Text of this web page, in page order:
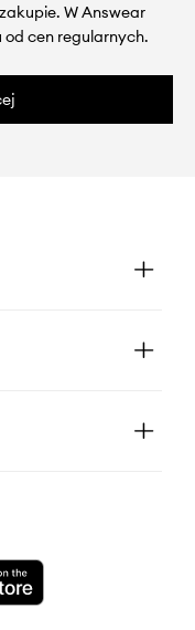
W Answear
od cen regularnych.